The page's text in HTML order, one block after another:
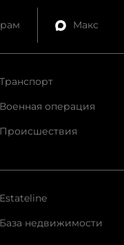
Макс
Транспорт
Военная операция
Происшествия
Estateline
База недвижимости